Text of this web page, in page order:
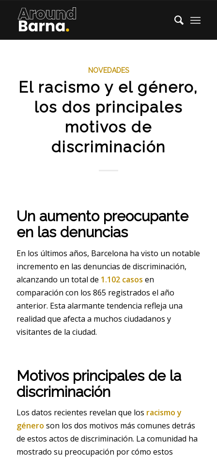
NOVEDADES
El racismo y el género,
los dos principales
motivos de
discriminación
Un aumento preocupante
en las denuncias
En los últimos años, Barcelona ha visto un notable
incremento en las denuncias de discriminación,
alcanzando un total de 1.102 casos en
comparación con los 865 registrados el año
anterior. Esta alarmante tendencia refleja una
realidad que afecta a muchos ciudadanos y
visitantes de la ciudad.
Motivos principales de la
discriminación
Los datos recientes revelan que los racismo y
género son los dos motivos más comunes detrás
de estos actos de discriminación. La comunidad ha
mostrado su preocupación por cómo estos